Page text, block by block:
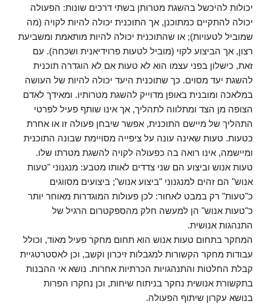
יכולות להיכשל בהשגת מטרותן בשתי דרכים שונות: הפעולה
יכולה להתקיים כמתוכנן, אך התוכנית יכולה להיות לקויה (מה
שמוביל לטעויות); או שהתוכנית יכולה להיות מותאמת ומשביעת
רצון, אך הביצוע לקוי (מוביל לטעות פרוידיאנית ושכחה). עם
זאת, כישלון בפני עצמו הוא לא טעות אם לא הוגדרה תוכנית
להשגת יעד מסוים. כך שתוכנית היעד יכולה להיות של העושה
במלאכה ומובנית באופן מדוייק להשגת מטרותיו. ומאידך לאדם
הצופה מן הצד ומתלווה לתהליך, אך אינו שותף פעיל לפרטי
התהליך של מיישם התוכנית, אפשר שיבחן פעולה זו או אחרת
כטעות. טעות שאינה עונה על ציפייה מסויימת שבונה התוכנית
ומיישמה, אינו רואה בה כפעולה לקויה להשגת מטרתו שלו.
טעות אנוש וביצוע הם שני צדדים לאותו מטבע: מנגנוני "טעות
אנוש" הם זהים למנגנוני "ביצוע אנוש"; ביצועים מסווגים
כ"טעות" רק במבט לאחור: לכן פעולות המוגדרות מאוחר יותר
כ"טעות אנוש" הן למעשה חלק מהספקטרום הרגיל של
התנהגות אנושית.
המחקר בתחום טעות אנוש הוא תחום מחקר פעיל מאוד, וכולל
עבודות מחקר הקשורות למגבלות זיכרון וקשב, וכן לאסטרטגיית
קבלת החלטות והתנהגויות הכרתיות אחרות. נושא אי ההבנות
בתקשורת אנושית נחקר בניתוח שיחות, וכן נחקרו הפרות
בנושא עקרון שיתוף הפעולה.